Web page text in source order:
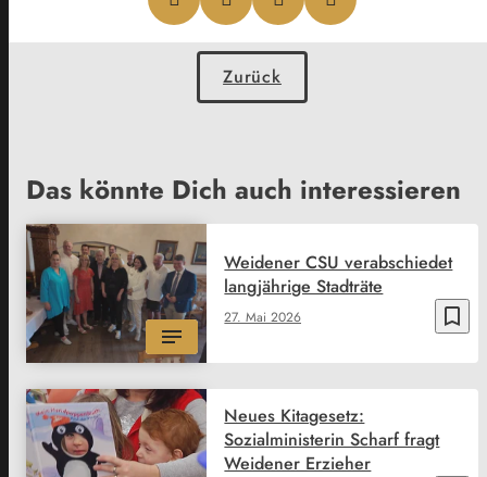
Zurück
Das könnte Dich auch interessieren
bookmark_border
27. Mai 2026
Weidener CSU verabschiedet
langjährige Stadträte
Neues Kitagesetz:
Sozialministerin Scharf fragt
Weidener Erzieher